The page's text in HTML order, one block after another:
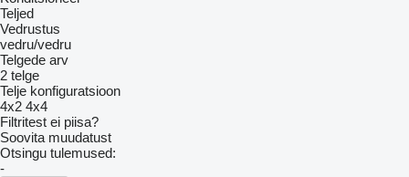
Teljed
Vedrustus
vedru/vedru
Telgede arv
2 telge
Telje konfiguratsioon
4x2 4x4
Filtritest ei piisa?
Soovita muudatust
Otsingu tulemused:
-